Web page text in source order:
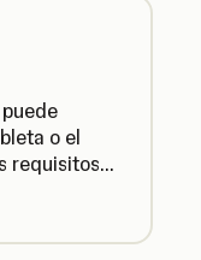
o el
requisitos